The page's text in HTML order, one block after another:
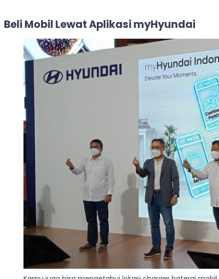
Beli Mobil Lewat Aplikasi myHyundai